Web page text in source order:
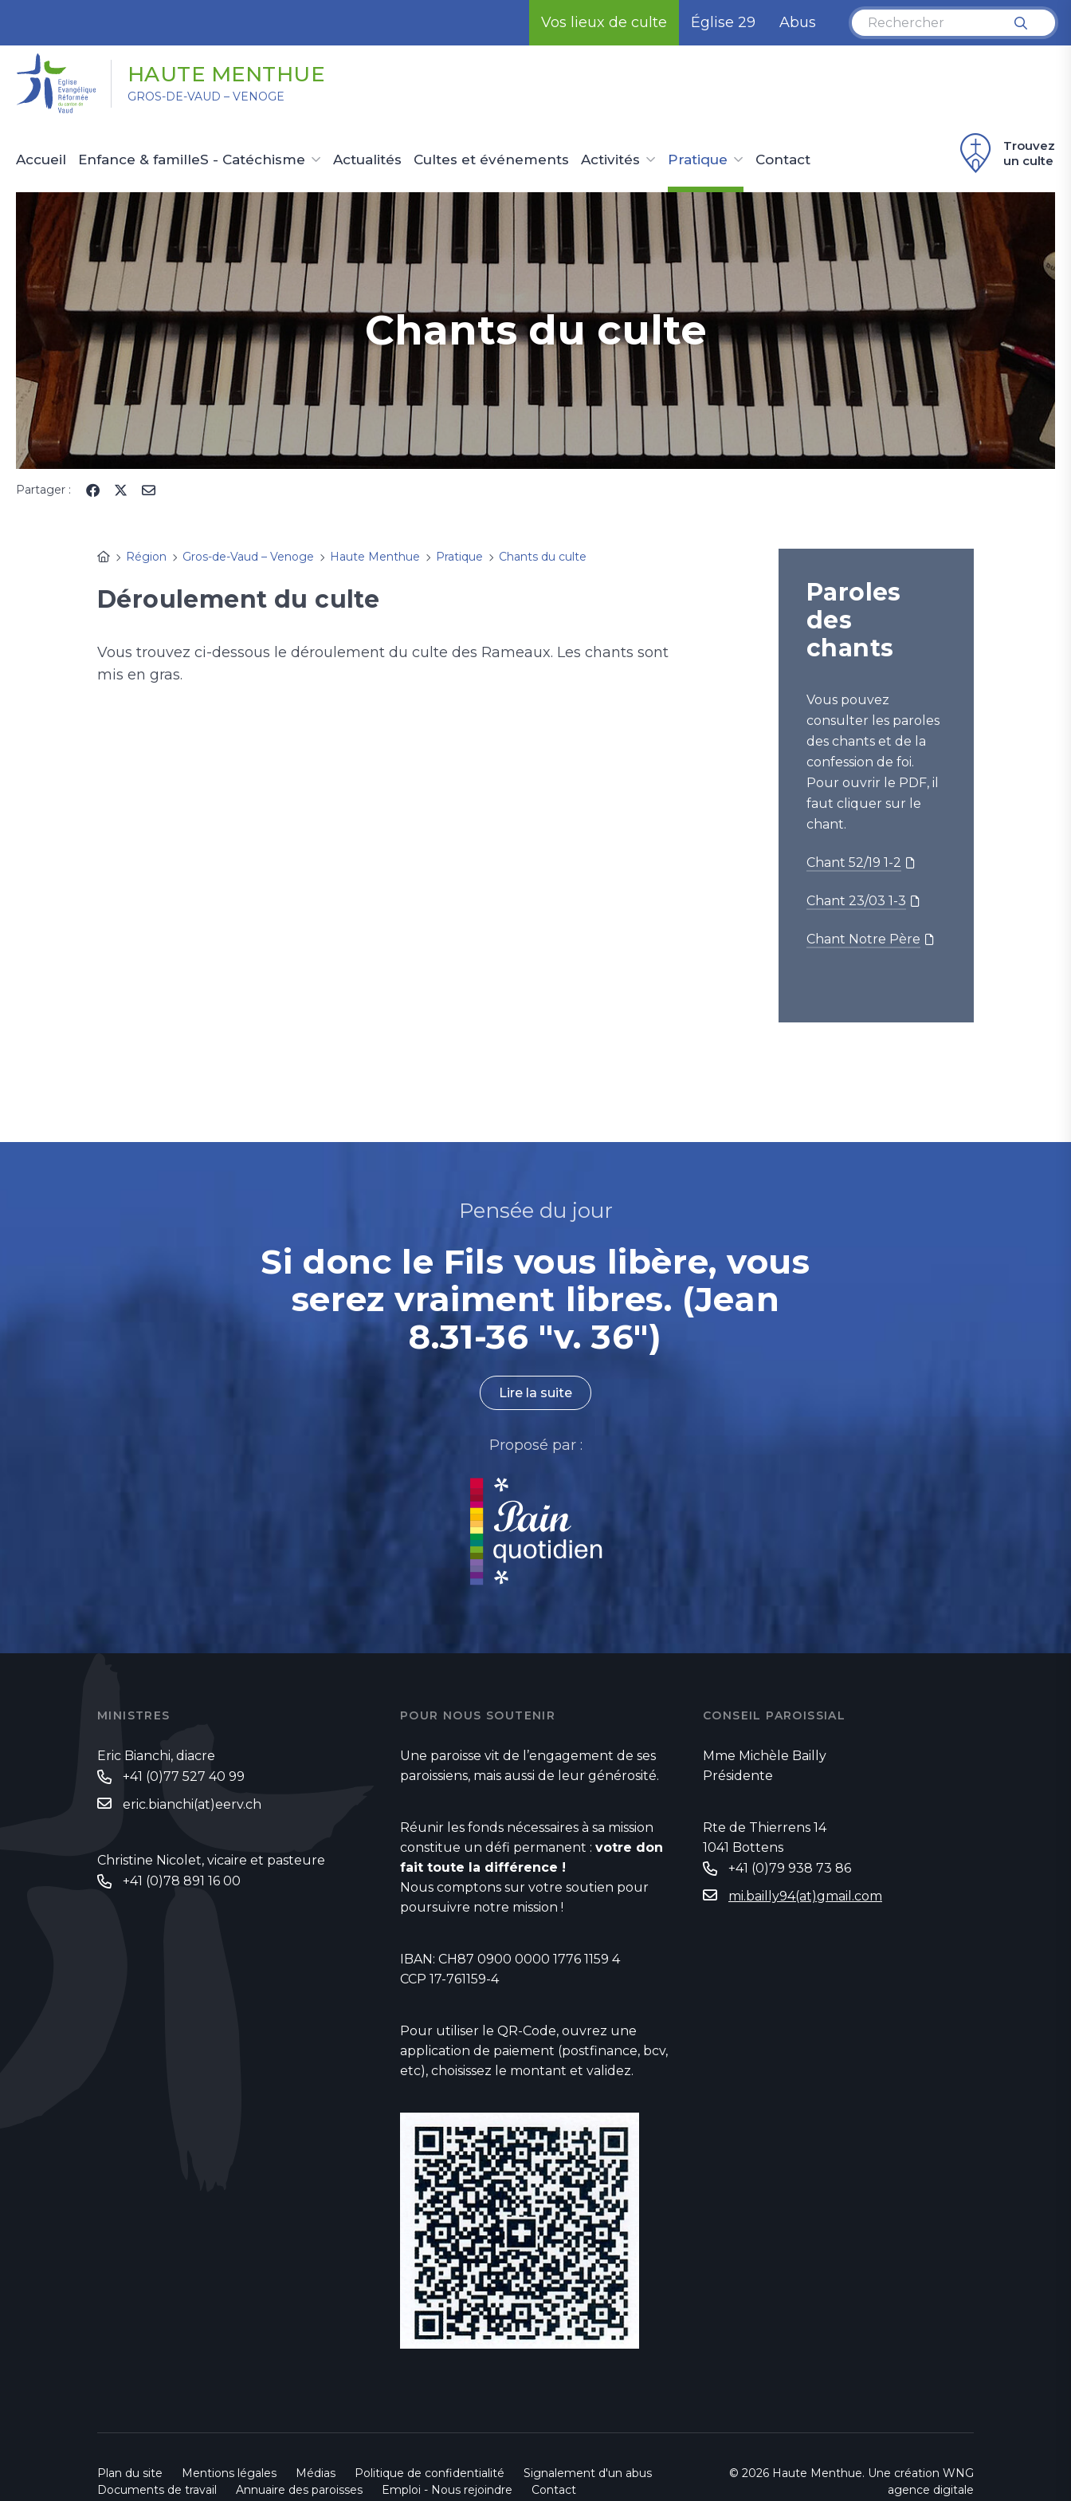
Vos lieux de culte Église 29 Abus
HAUTE MENTHUE
GROS-DE-VAUD – VENOGE
Accueil Enfance & familleS - Catéchisme Actualités Cultes et événements Activités Pratique Contact
Trouvez
un culte
Chants du culte
Partager :
Région Gros-de-Vaud – Venoge Haute Menthue Pratique Chants du culte
Déroulement du culte
Vous trouvez ci-dessous le déroulement du culte des Rameaux. Les chants sont
mis en gras.
Paroles
des
chants
Vous pouvez
consulter les paroles
des chants et de la
confession de foi.
Pour ouvrir le PDF, il
faut cliquer sur le
chant.
Chant 52/19 1-2
Chant 23/03 1-3
Chant Notre Père
Pensée du jour
Si donc le Fils vous libère, vous
serez vraiment libres. (Jean
8.31-36 "v. 36")
Lire la suite
Proposé par :
MINISTRES
Eric Bianchi, diacre
+41 (0)77 527 40 99
eric.bianchi(at)eerv.ch
Christine Nicolet, vicaire et pasteure
+41 (0)78 891 16 00
POUR NOUS SOUTENIR
Une paroisse vit de l’engagement de ses
paroissiens, mais aussi de leur générosité.
Réunir les fonds nécessaires à sa mission
constitue un défi permanent : votre don
fait toute la différence !
Nous comptons sur votre soutien pour
poursuivre notre mission !
IBAN: CH87 0900 0000 1776 1159 4
CCP 17-761159-4
Pour utiliser le QR-Code, ouvrez une
application de paiement (postfinance, bcv,
etc), choisissez le montant et validez.
CONSEIL PAROISSIAL
Mme Michèle Bailly
Présidente
Rte de Thierrens 14
1041 Bottens
+41 (0)79 938 73 86
mi.bailly94(at)gmail.com
Plan du site Mentions légales Médias Politique de confidentialité
Signalement d'un abus
Documents de travail
Annuaire des paroisses Emploi - Nous rejoindre Contact
© 2026 Haute Menthue. Une création WNG
agence digitale